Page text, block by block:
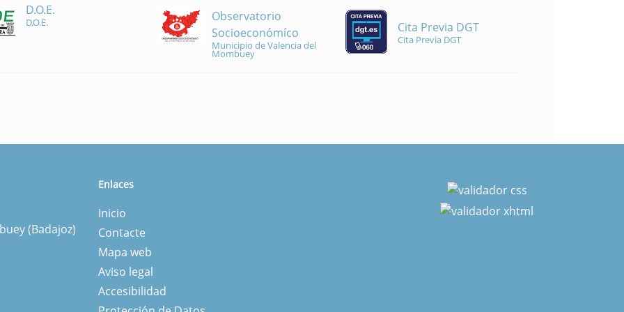
D.O.E.
D.O.E.
Observatorio
Socioeconómíco
Municipio de Valencia del
Mombuey
Cita Previa DGT
Cita Previa DGT
(Badajoz)
Enlaces
Inicio
Contacte
Mapa web
Aviso legal
Accesibilidad